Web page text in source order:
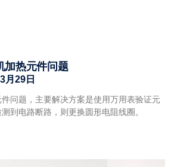
加热元件问题
月29日
问题，主要解决方案是使用万用表验证元
到电路断路，则更换圆形电阻线圈。